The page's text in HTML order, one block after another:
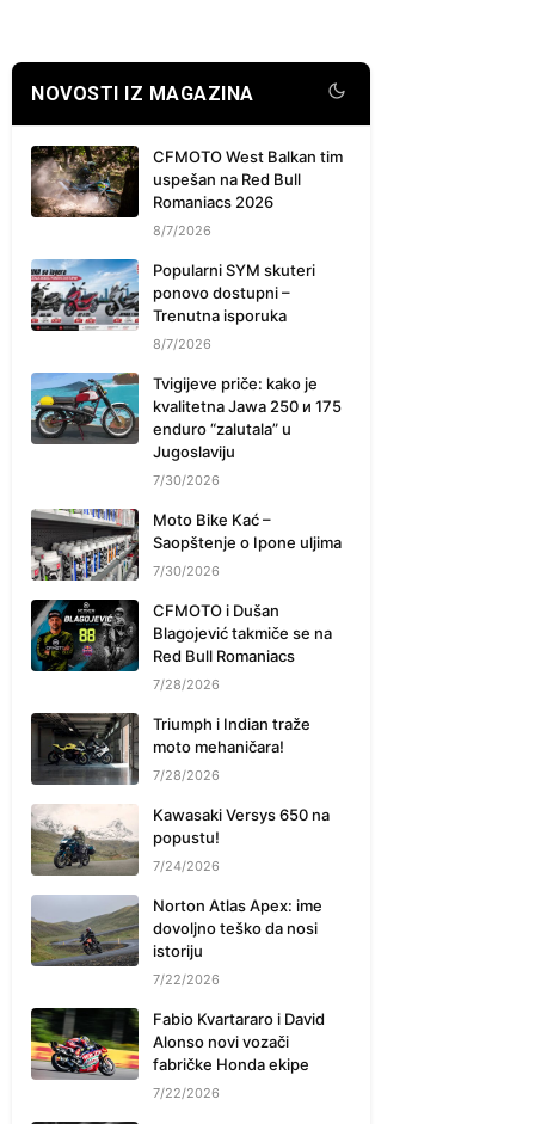
NOVOSTI IZ MAGAZINA
CFMOTO West Balkan tim
uspešan na Red Bull
Romaniacs 2026
8/7/2026
Popularni SYM skuteri
ponovo dostupni –
Trenutna isporuka
8/7/2026
Tvigijeve priče: kako je
kvalitetna Jawa 250 и 175
enduro “zalutala” u
Jugoslaviju
7/30/2026
Moto Bike Kać –
Saopštenje o Ipone uljima
7/30/2026
CFMOTO i Dušan
Blagojević takmiče se na
Red Bull Romaniacs
7/28/2026
Triumph i Indian traže
moto mehaničara!
7/28/2026
Kawasaki Versys 650 na
popustu!
7/24/2026
Norton Atlas Apex: ime
dovoljno teško da nosi
istoriju
7/22/2026
Fabio Kvartararo i David
Alonso novi vozači
fabričke Honda ekipe
7/22/2026